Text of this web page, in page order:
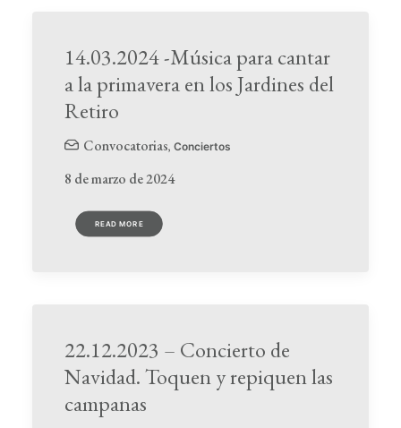
14.03.2024 -Música para cantar
a la primavera en los Jardines del
Retiro
Convocatorias, Conciertos
8 de marzo de 2024
READ MORE
22.12.2023 – Concierto de
Navidad. Toquen y repiquen las
campanas